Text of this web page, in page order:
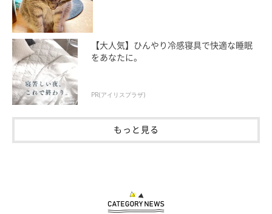
であれば、それ以上の刺激はしないで一旦落ち着くのを待ち
ょう」
【大人気】ひんやり冷感寝具で快適な睡眠
をあなたに。
PR(アイリスプラザ)
もっと見る